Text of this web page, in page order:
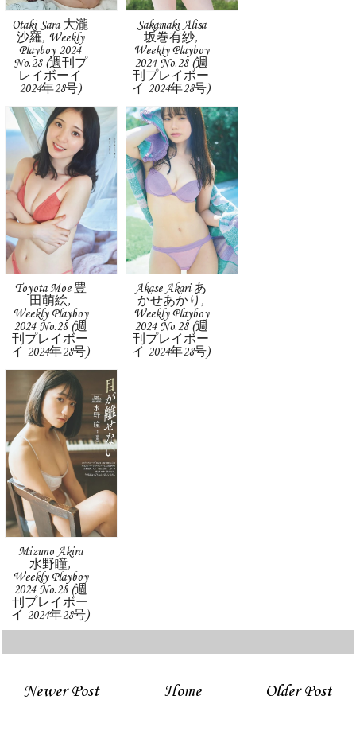
Otaki Sara 大瀧
沙羅, Weekly
Playboy 2024
No.28 (週刊プ
レイボーイ
2024年28号)
Sakamaki Alisa
坂巻有紗,
Weekly Playboy
2024 No.28 (週
刊プレイボー
イ 2024年28号)
Toyota Moe 豊
田萌絵,
Weekly Playboy
2024 No.28 (週
刊プレイボー
イ 2024年28号)
Akase Akari あ
かせあかり,
Weekly Playboy
2024 No.28 (週
刊プレイボー
イ 2024年28号)
Mizuno Akira
水野瞳,
Weekly Playboy
2024 No.28 (週
刊プレイボー
イ 2024年28号)
Newer Post Older Post
Home